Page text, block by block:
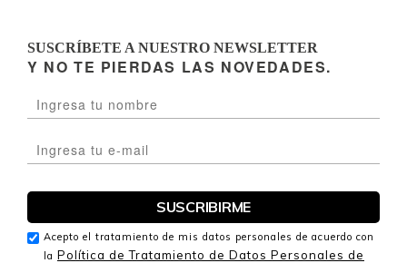
SUSCRÍBETE A NUESTRO NEWSLETTER
Y NO TE PIERDAS LAS NOVEDADES.
Acepto el tratamiento de mis datos personales de acuerdo con
la Política de Tratamiento de Datos Personales de